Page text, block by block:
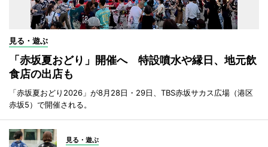
見る・遊ぶ
「赤坂夏おどり」開催へ 特設噴水や縁日、地元飲
食店の出店も
「赤坂夏おどり2026」が8月28日・29日、TBS赤坂サカス広場（港区
赤坂5）で開催される。
見る・遊ぶ